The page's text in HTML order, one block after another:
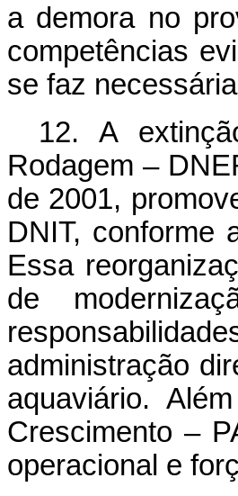
a demora no
competências
se faz
12. A
Rodagem –
de 2001,
DNIT, conforme
Essa
de
administração
aquaviário.
Crescimento –
operacional e